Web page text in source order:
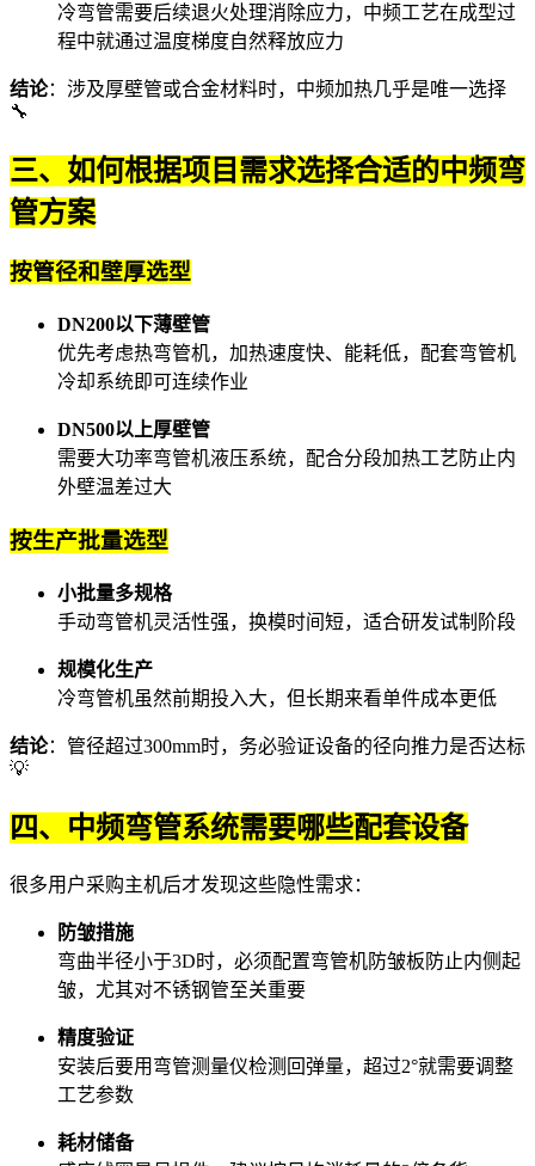
冷弯管需要后续退火处理消除应力，中频工艺在成型过
程中就通过温度梯度自然释放应力
结论：涉及厚壁管或合金材料时，中频加热几乎是唯一选择
🔧
三、如何根据项目需求选择合适的中频弯
管方案
按管径和壁厚选型
DN200以下薄壁管
优先考虑热弯管机，加热速度快、能耗低，配套弯管机
冷却系统即可连续作业
DN500以上厚壁管
需要大功率弯管机液压系统，配合分段加热工艺防止内
外壁温差过大
按生产批量选型
小批量多规格
手动弯管机灵活性强，换模时间短，适合研发试制阶段
规模化生产
冷弯管机虽然前期投入大，但长期来看单件成本更低
结论：管径超过300mm时，务必验证设备的径向推力是否达标
💡
四、中频弯管系统需要哪些配套设备
很多用户采购主机后才发现这些隐性需求：
防皱措施
弯曲半径小于3D时，必须配置弯管机防皱板防止内侧起
皱，尤其对不锈钢管至关重要
精度验证
安装后要用 弯管测量仪检测回弹量，超过2°就需要调整
工艺参数
耗材储备